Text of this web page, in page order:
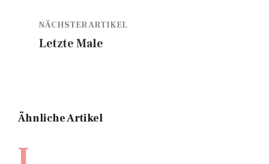
NÄCHSTER ARTIKEL
Letzte Male
Ähnliche Artikel